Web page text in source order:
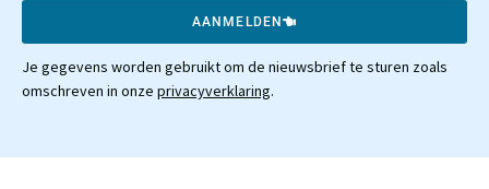
AANMELDEN
Je gegevens worden gebruikt om de nieuwsbrief te sturen zoals
omschreven in onze privacyverklaring.